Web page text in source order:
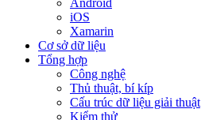
Android
iOS
Xamarin
Cơ sở dữ liệu
Tổng hợp
Công nghệ
Thủ thuật, bí kíp
Cấu trúc dữ liệu giải thuật
Kiểm thử